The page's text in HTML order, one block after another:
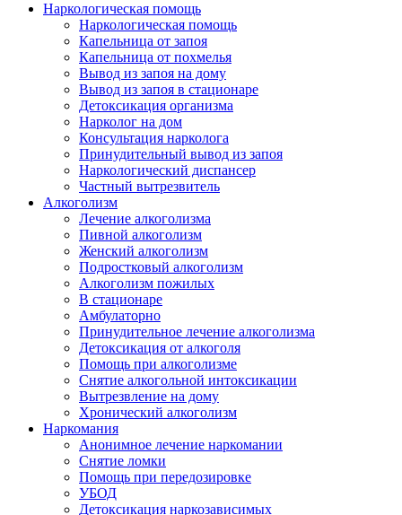
Наркологическая помощь
Наркологическая помощь
Капельница от запоя
Капельница от похмелья
Вывод из запоя на дому
Вывод из запоя в стационаре
Детоксикация организма
Нарколог на дом
Консультация нарколога
Принудительный вывод из запоя
Наркологический диспансер
Частный вытрезвитель
Алкоголизм
Лечение алкоголизма
Пивной алкоголизм
Женский алкоголизм
Подростковый алкоголизм
Алкоголизм пожилых
В стационаре
Амбулаторно
Принудительное лечение алкоголизма
Детоксикация от алкоголя
Помощь при алкоголизме
Снятие алкогольной интоксикации
Вытрезвление на дому
Хронический алкоголизм
Наркомания
Анонимное лечение наркомании
Снятие ломки
Помощь при передозировке
УБОД
Детоксикация наркозависимых